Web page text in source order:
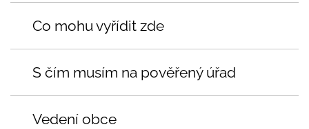
Co mohu vyřídit zde
S čím musím na pověřený úřad
Vedení obce